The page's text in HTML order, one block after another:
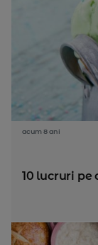
acum 8 ani
10 lucruri pe